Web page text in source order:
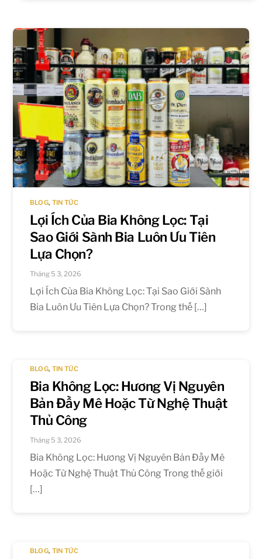
BLOG, TIN TỨC
Lợi Ích Của Bia Không Lọc: Tại
Sao Giới Sành Bia Luôn Ưu Tiên
Lựa Chọn?
Tháng 5 3, 2026
Lợi Ích Của Bia Không Lọc: Tại Sao Giới Sành
Bia Luôn Ưu Tiên Lựa Chọn? Trong thế […]
BLOG, TIN TỨC
Bia Không Lọc: Hương Vị Nguyên
Bản Đầy Mê Hoặc Từ Nghệ Thuật
Thủ Công
Tháng 5 3, 2026
Bia Không Lọc: Hương Vị Nguyên Bản Đầy Mê
Hoặc Từ Nghệ Thuật Thủ Công Trong thế giới
[…]
BLOG, TIN TỨC